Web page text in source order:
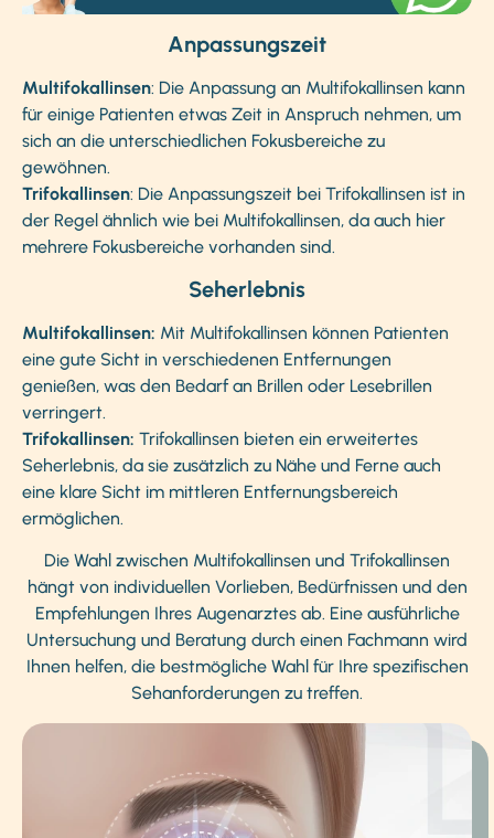
Anpassungszeit
Multifokallinsen: Die Anpassung an Multifokallinsen kann
für einige Patienten etwas Zeit in Anspruch nehmen, um
sich an die unterschiedlichen Fokusbereiche zu
gewöhnen.
Trifokallinsen: Die Anpassungszeit bei Trifokallinsen ist in
der Regel ähnlich wie bei Multifokallinsen, da auch hier
mehrere Fokusbereiche vorhanden sind.
Seherlebnis
Multifokallinsen: Mit Multifokallinsen können Patienten
eine gute Sicht in verschiedenen Entfernungen
genießen, was den Bedarf an Brillen oder Lesebrillen
verringert.
Trifokallinsen: Trifokallinsen bieten ein erweitertes
Seherlebnis, da sie zusätzlich zu Nähe und Ferne auch
eine klare Sicht im mittleren Entfernungsbereich
ermöglichen.
Die Wahl zwischen Multifokallinsen und Trifokallinsen
hängt von individuellen Vorlieben, Bedürfnissen und den
Empfehlungen Ihres Augenarztes ab. Eine ausführliche
Untersuchung und Beratung durch einen Fachmann wird
Ihnen helfen, die bestmögliche Wahl für Ihre spezifischen
Sehanforderungen zu treffen.